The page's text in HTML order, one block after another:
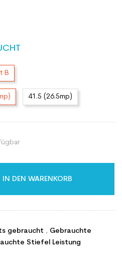
B
41.5 (26.5mp)
IN DEN WARENKORB
gebraucht , Gebrauchte
Stiefel Leistung